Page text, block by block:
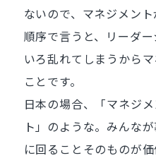
ないので、マネジメント
順序で言うと、リーダ
いろ乱れてしまうから
ことです。
日本の場合、「マネジ
ト」のような。みんな
に回ることそのものが